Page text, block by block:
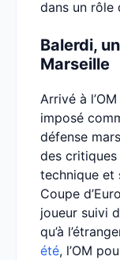
dans un rôle
Balerdi,
Marseille
Arrivé à
imposé
défense
des
technique et
Coupe
joueur suivi
qu’à
été, l’OM